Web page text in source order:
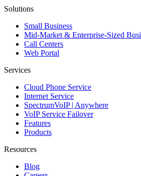
Solutions
Small Business
Mid-Market & Enterprise-Sized
Call Centers
Web Portal
Services
Cloud Phone Service
Internet Service
SpectrumVoIP | Anywhere
VoIP Service Failover
Features
Products
Resources
Blog